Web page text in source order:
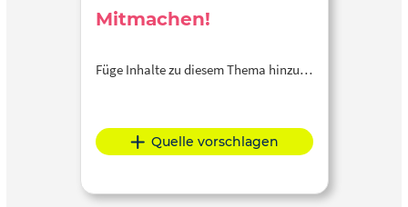
Mitmachen!
Füge Inhalte zu diesem Thema hinzu…
Quelle vorschlagen